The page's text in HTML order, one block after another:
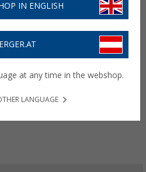
IN ENGLISH
at any time in the webshop.
LANGUAGE